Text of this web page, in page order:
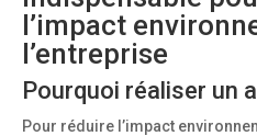
l’impact
l’entreprise
Pourquoi réaliser un
Pour réduire l’impact